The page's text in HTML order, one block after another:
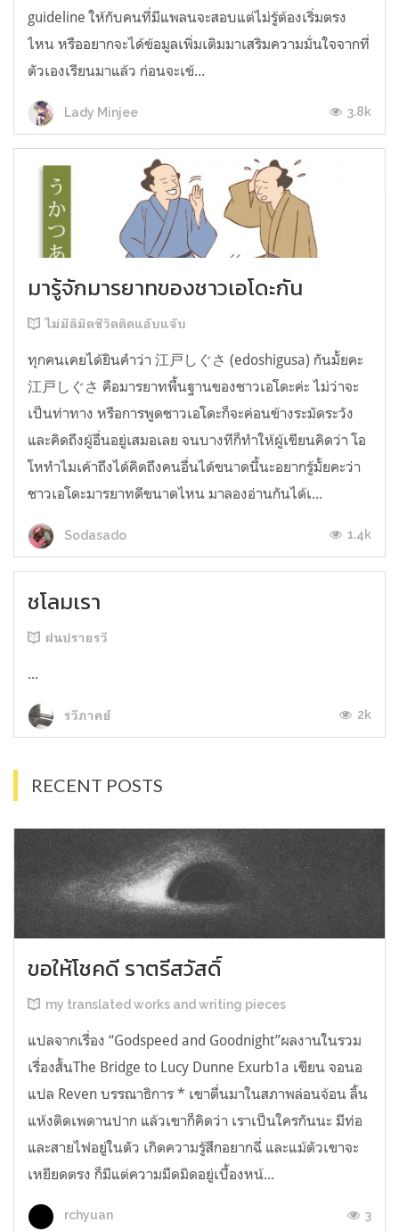
guideline ให้กับคนที่มีแพลนจะสอบแต่ไม่รู้ต้องเริ่มตรง
ไหน หรืออยากจะได้ข้อมูลเพิ่มเติมมาเสริมความมั่นใจจากที่
ตัวเองเรียนมาแล้ว ก่อนจะเข้...
Lady Minjee 3.8k
มารู้จักมารยาทของชาวเอโดะกัน
ไม่มีลิมิตชีวิตติดแอ๊บแจ๊บ
ทุกคนเคยได้ยินคำว่า 江戸しぐさ (edoshigusa) กันมั้ยคะ
江戸しぐさ คือมารยาทพื้นฐานของชาวเอโดะค่ะ ไม่ว่าจะ
เป็นท่าทาง หรือการพูดชาวเอโดะก็จะค่อนข้างระมัดระวัง
และคิดถึงผู้อื่นอยู่เสมอเลย จนบางทีก็ทำให้ผู้เขียนคิดว่า โอ
โหทำไมเค้าถึงได้คิดถึงคนอื่นได้ขนาดนี้นะอยากรู้มั้ยคะว่า
ชาวเอโดะมารยาทดีขนาดไหน มาลองอ่านกันได้เ...
Sodasado 1.4k
ชโลมเรา
ฝนปรายรวี
...
รวีภาคย์ 2k
RECENT POSTS
ขอให้โชคดี ราตรีสวัสดิ์
my translated works and writing pieces
แปลจากเรื่อง “Godspeed and Goodnight”ผลงานในรวม
เรื่องสั้นThe Bridge to Lucy Dunne Exurb1a เขียน จอนอ
แปล Reven บรรณาธิการ * เขาตื่นมาในสภาพล่อนจ้อน ลิ้น
แห้งติดเพดานปาก แล้วเขาก็คิดว่า เราเป็นใครกันนะ มีท่อ
และสายไฟอยู่ในตัว เกิดความรู้สึกอยากฉี่ และแม้ตัวเขาจะ
เหยียดตรง ก็มีแต่ความมืดมิดอยู่เบื้องหน้...
rchyuan 3